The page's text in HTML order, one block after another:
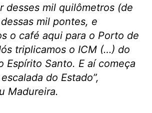
desses mil quilômetros (de
mil pontes, e
o café aqui para o Porto de
triplicamos o ICM (…) do
Espírito Santo. E aí começa
do Estado”,
Madureira.